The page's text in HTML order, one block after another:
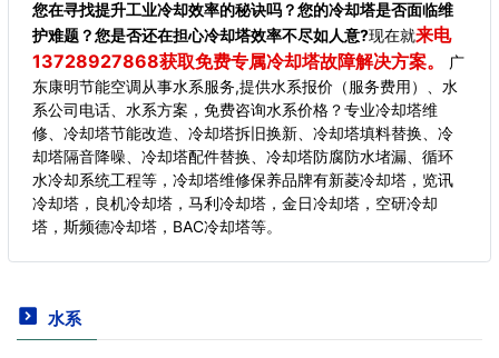
您在寻找提升工业冷却效率的秘诀吗？您的冷却塔是否面临维
护难题？您是否还在担心冷却塔效率不尽如人意?现在就来电
13728927868获取免费专属冷却塔故障解决方案。
广
东康明节能空调从事水系服务,提供水系报价（服务费用）、水
系公司电话、水系方案，免费咨询水系价格？专业冷却塔维
修、冷却塔节能改造、冷却塔拆旧换新、冷却塔填料替换、冷
却塔隔音降噪、冷却塔配件替换、冷却塔防腐防水堵漏、循环
水冷却系统工程等，冷却塔维修保养品牌有新菱冷却塔，览讯
冷却塔，良机冷却塔，马利冷却塔，金日冷却塔，空研冷却
塔，斯频德冷却塔，BAC冷却塔等。
水系